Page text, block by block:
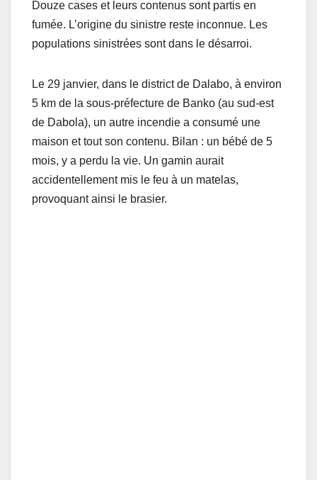
Douze cases et leurs contenus sont partis en
fumée. L’origine du sinistre reste inconnue. Les
populations sinistrées sont dans le désarroi.
Le 29 janvier, dans le district de Dalabo, à environ
5 km de la sous-préfecture de Banko (au sud-est
de Dabola), un autre incendie a consumé une
maison et tout son contenu. Bilan : un bébé de 5
mois, y a perdu la vie. Un gamin aurait
accidentellement mis le feu à un matelas,
provoquant ainsi le brasier.